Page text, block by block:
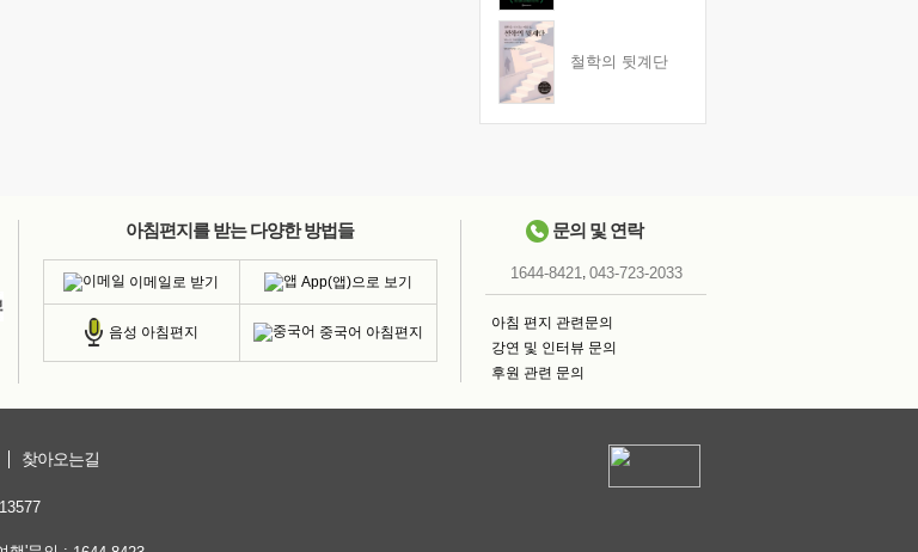
철학의 뒷계단
아침편지를 받는 다양한 방법들
이메일로 받기 App(앱)으로 보기
음성 아침편지 중국어 아침편지
문의 및 연락
1644-8421, 043-723-2033
아침 편지 관련문의
강연 및 인터뷰 문의
후원 관련 문의
찾아오는길